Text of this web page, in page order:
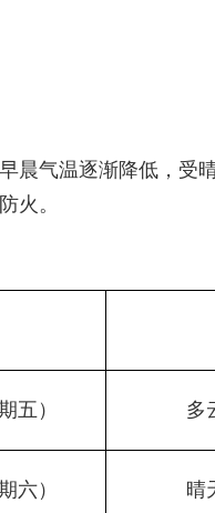
晨气温逐渐降低，受
火。
五） 多
六） 晴